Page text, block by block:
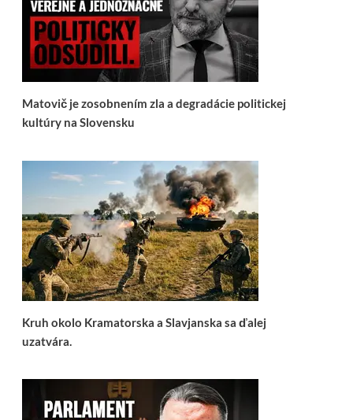
Matovič je zosobnením zla a degradácie politickej
kultúry na Slovensku
Kruh okolo Kramatorska a Slavjanska sa ďalej
uzatvára.